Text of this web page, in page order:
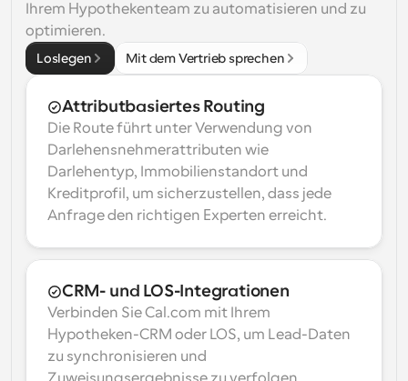
Ihrem Hypothekenteam zu automatisieren und zu
optimieren.
Loslegen Mit dem Vertrieb sprechen
Attributbasiertes Routing
Die Route führt unter Verwendung von
Darlehensnehmerattributen wie
Darlehentyp, Immobilienstandort und
Kreditprofil, um sicherzustellen, dass jede
Anfrage den richtigen Experten erreicht.
CRM- und LOS-Integrationen
Verbinden Sie Cal.com mit Ihrem
Hypotheken-CRM oder LOS, um Lead-Daten
zu synchronisieren und